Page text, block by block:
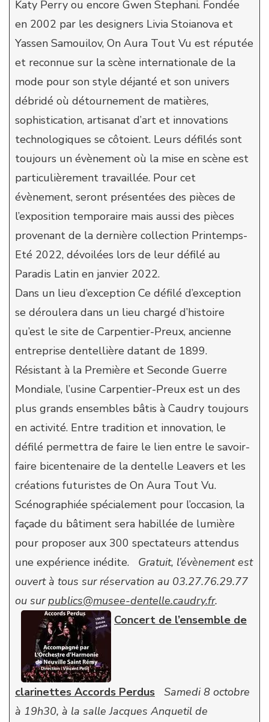
Katy Perry ou encore Gwen Stephani. Fondée
en 2002 par les designers Livia Stoianova et
Yassen Samouilov, On Aura Tout Vu est réputée
et reconnue sur la scène internationale de la
mode pour son style déjanté et son univers
débridé où détournement de matières,
sophistication, artisanat d’art et innovations
technologiques se côtoient. Leurs défilés sont
toujours un évènement où la mise en scène est
particulièrement travaillée. Pour cet
évènement, seront présentées des pièces de
l’exposition temporaire mais aussi des pièces
provenant de la dernière collection Printemps-
Eté 2022, dévoilées lors de leur défilé au
Paradis Latin en janvier 2022.
Dans un lieu d’exception Ce défilé d’exception
se déroulera dans un lieu chargé d’histoire
qu’est le site de Carpentier-Preux, ancienne
entreprise dentellière datant de 1899.
Résistant à la Première et Seconde Guerre
Mondiale, l’usine Carpentier-Preux est un des
plus grands ensembles bâtis à Caudry toujours
en activité. Entre tradition et innovation, le
défilé permettra de faire le lien entre le savoir-
faire bicentenaire de la dentelle Leavers et les
créations futuristes de On Aura Tout Vu.
Scénographiée spécialement pour l’occasion, la
façade du bâtiment sera habillée de lumière
pour proposer aux 300 spectateurs attendus
une expérience inédite. Gratuit, l’évènement est
ouvert à tous sur réservation au 03.27.76.29.77
ou surpublics@musee-dentelle.caudry.fr.
Concert de l’ensemble de
clarinettes Accords Perdus
Samedi 8 octobre
à 19h30, à la salle Jacques Anquetil de